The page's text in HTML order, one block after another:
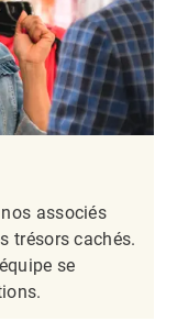
associés
trésors cachés.
se